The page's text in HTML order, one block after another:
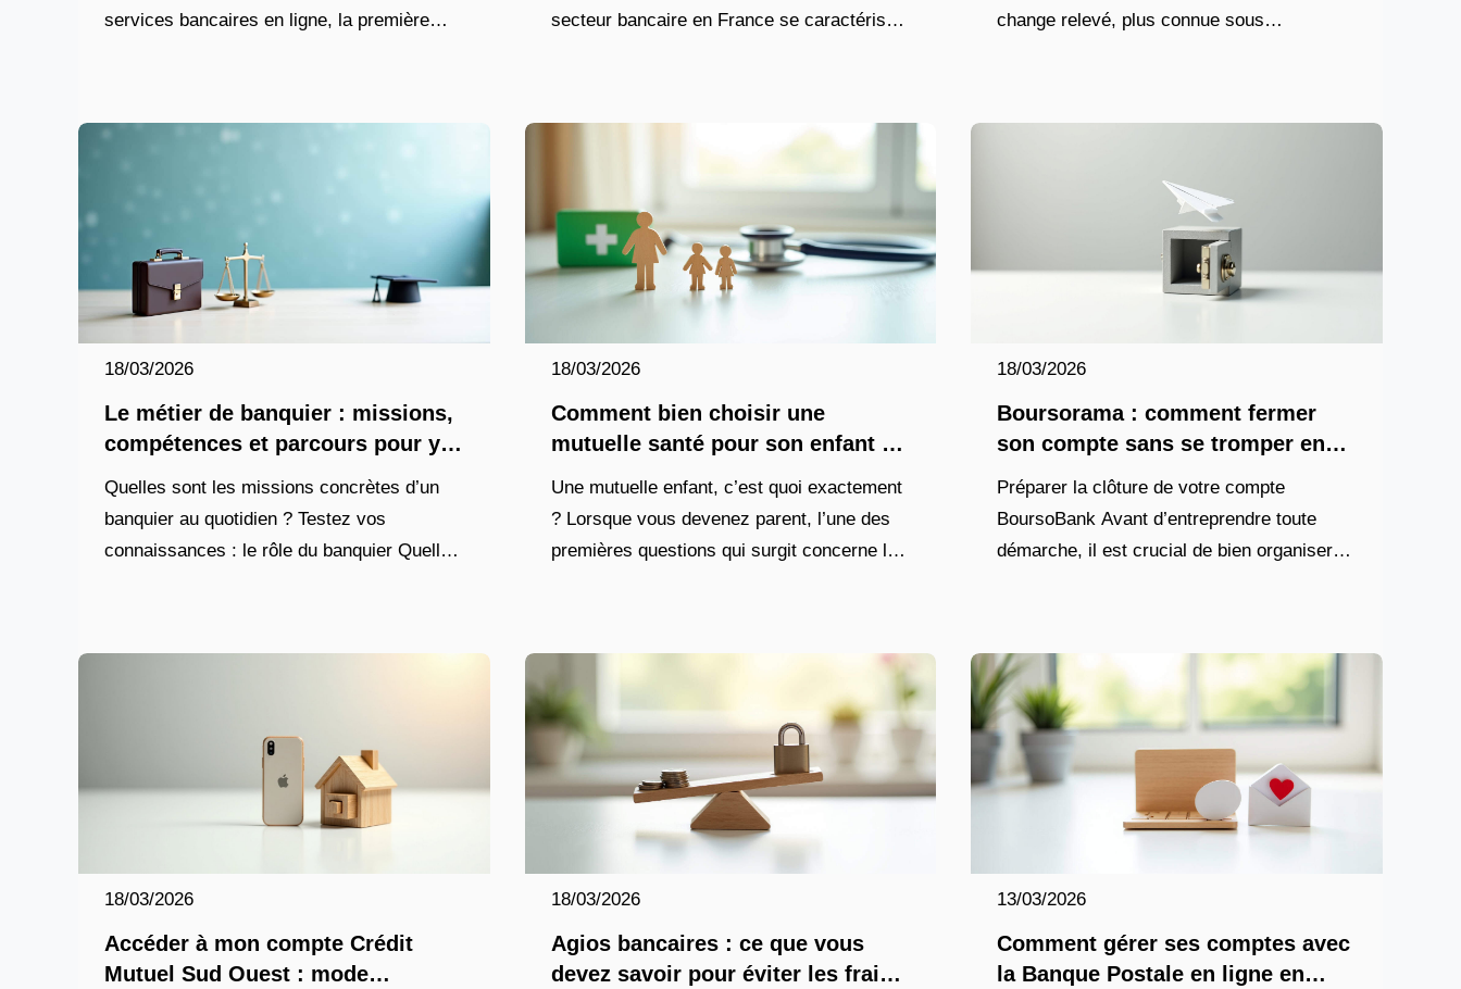
services bancaires en ligne, la première
secteur bancaire en France se caractérise
change relevé, plus connue sous
18/03/2026
Le métier de banquier : missions,
compétences et parcours pour y
Quelles sont les missions concrètes d’un
banquier au quotidien ? Testez vos
connaissances : le rôle du banquier Quelle
18/03/2026
Comment bien choisir une
mutuelle santé pour son enfant en
Une mutuelle enfant, c’est quoi exactement
? Lorsque vous devenez parent, l’une des
premières questions qui surgit concerne la
18/03/2026
Boursorama : comment fermer
son compte sans se tromper en
2026 ?
Préparer la clôture de votre compte
BoursoBank Avant d’entreprendre toute
démarche, il est crucial de bien organiser
18/03/2026
Accéder à mon compte Crédit
Mutuel Sud Ouest : mode
18/03/2026
Agios bancaires : ce que vous
devez savoir pour éviter les frais
13/03/2026
Comment gérer ses comptes avec
la Banque Postale en ligne en